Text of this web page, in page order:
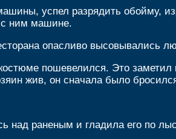
успел разрядить обойму,
с ним машине.
опасливо высовывались
пошевелился. Это
жив, он сначала было
раненым и гладила его по